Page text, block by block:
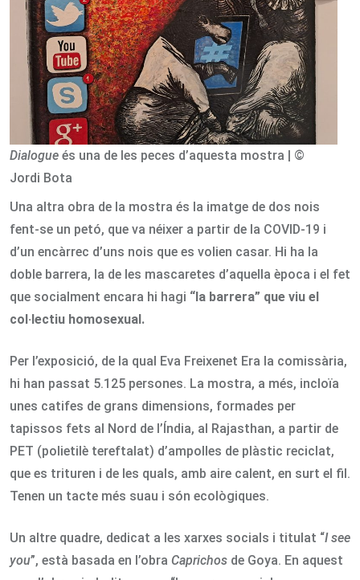
Dialogue és una de les peces d’aquesta mostra | ©
Jordi Bota
Una altra obra de la mostra és la imatge de dos nois
fent-se un petó, que va néixer a partir de la COVID-19 i
d’un encàrrec d’uns nois que es volien casar. Hi ha la
doble barrera, la de les mascaretes d’aquella època i el fet
que socialment encara hi hagi “la barrera” que viu el
col·lectiu homosexual.
Per l’exposició, de la qual Eva Freixenet Era la comissària,
hi han passat 5.125 persones. La mostra, a més, incloïa
unes catifes de grans dimensions, formades per
tapissos fets al Nord de l’Índia, al Rajasthan, a partir de
PET (polietilè tereftalat) d’ampolles de plàstic reciclat,
que es trituren i de les quals, amb aire calent, en surt el fil.
Tenen un tacte més suau i són ecològiques.
Un altre quadre, dedicat a les xarxes socials i titulat “I see
you”, està basada en l’obra Caprichos de Goya. En aquest